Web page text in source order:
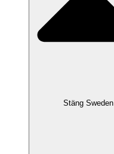
Stäng Sweden